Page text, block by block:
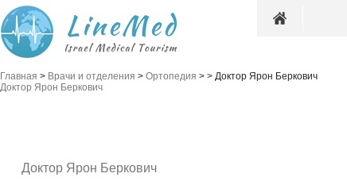
Главная > Врачи и отделения > Ортопедия >
Доктор Ярон Беркович
> Доктор Ярон Беркович
Доктор Ярон Беркович